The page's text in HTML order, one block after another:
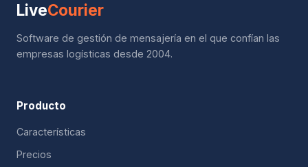
LiveCourier
Software de gestión de mensajería en el que confían las
empresas logísticas desde 2004.
Producto
Características
Precios